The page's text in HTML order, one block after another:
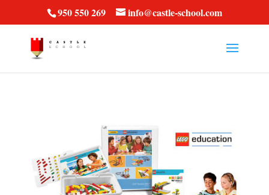
950 550 269 info@castle-school.com